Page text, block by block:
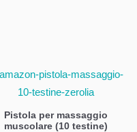
Pistola per massaggio
muscolare (10 testine)